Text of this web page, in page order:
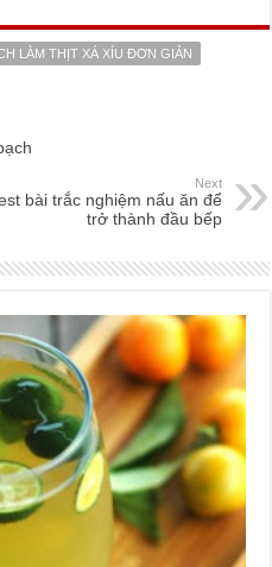
LÀM THỊT XÁ XÍU ĐƠN GIẢN
Next
bài trắc nghiệm nấu ăn để
trở thành đầu bếp